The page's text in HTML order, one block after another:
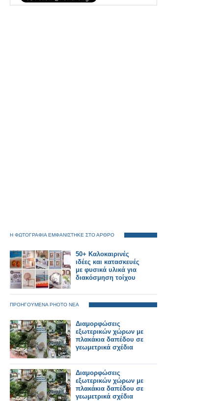
Η ΦΩΤΟΓΡΑΦΙΑ ΕΜΦΑΝΙΣΤΗΚΕ ΣΤΟ ΑΡΘΡΟ
50+ Καλοκαιρινές
ιδέες και κατασκευές
με φυσικά υλικά για
διακόσμηση τοίχου
ΠΡΟΗΓΟΥΜΕΝΑ PHOTO ΝΕΑ
Διαμορφώσεις
εξωτερικών χώρων με
πλακάκια δαπέδου σε
γεωμετρικά σχέδια
Διαμορφώσεις
εξωτερικών χώρων με
πλακάκια δαπέδου σε
γεωμετρικά σχέδια